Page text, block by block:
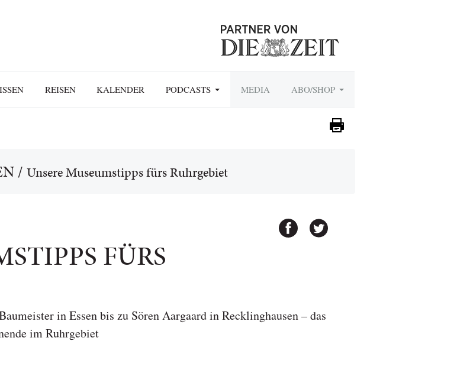
REISEN KALENDER PODCASTS MEDIA ABO/SHOP
/ Unsere Museumstipps fürs Ruhrgebiet
FÜRS
in Essen bis zu Sören Aargaard in Recklinghausen – das
im Ruhrgebiet